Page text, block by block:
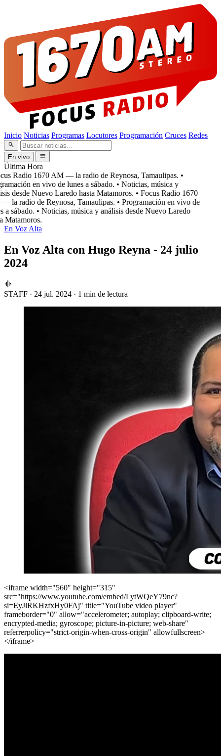
Inicio Noticias Programas Locutores Programación Cruces Redes
En vivo
Última Hora
Radio 1670 AM — la radio de Reynosa, Tamaulipas. •
en vivo de lunes a sábado. • Noticias, música y
desde Nuevo Laredo hasta Matamoros. • Focus Radio 1670
la radio de Reynosa, Tamaulipas. • Programación en vivo de
a sábado. • Noticias, música y análisis desde Nuevo Laredo
Matamoros.
En Voz Alta
En Voz Alta con Hugo Reyna - 24 julio
2024
STAFF · 24 jul. 2024 · 1 min de lectura
<iframe width="560" height="315"
src="https://www.youtube.com/embed/LytWQeY79nc?
si=EyJlRKHzfxHy0FAj" title="YouTube video player"
frameborder="0" allow="accelerometer; autoplay; clipboard-write;
encrypted-media; gyroscope; picture-in-picture; web-share"
referrerpolicy="strict-origin-when-cross-origin" allowfullscreen>
</iframe>